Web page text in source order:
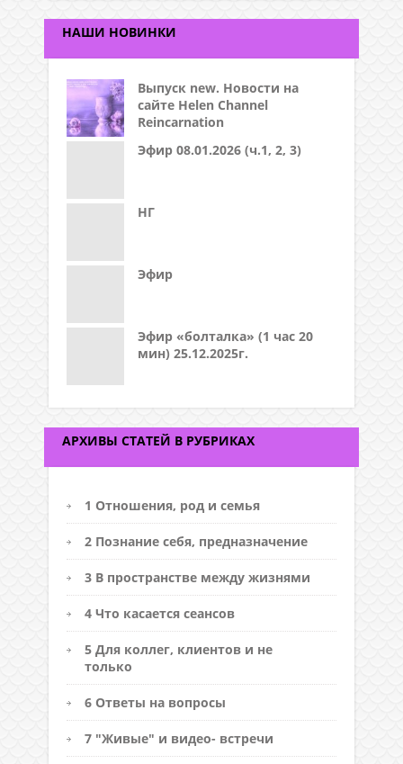
НАШИ НОВИНКИ
Выпуск new. Новости на
сайте Helen Channel
Reincarnation
Эфир 08.01.2026 (ч.1, 2, 3)
НГ
Эфир
Эфир «болталка» (1 час 20
мин) 25.12.2025г.
АРХИВЫ СТАТЕЙ В РУБРИКАХ
1 Отношения, род и семья
2 Познание себя, предназначение
3 В пространстве между жизнями
4 Что касается сеансов
5 Для коллег, клиентов и не
только
6 Ответы на вопросы
7 "Живые" и видео- встречи